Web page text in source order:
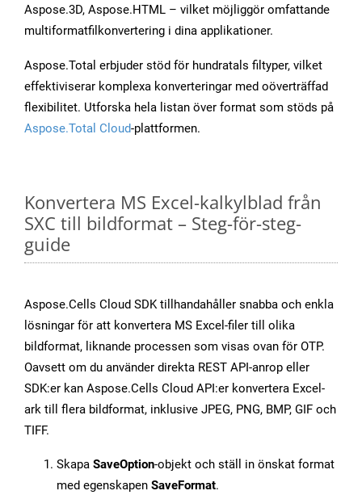
Aspose.3D, Aspose.HTML – vilket möjliggör omfattande
multiformatfilkonvertering i dina applikationer.
Aspose.Total erbjuder stöd för hundratals filtyper, vilket
effektiviserar komplexa konverteringar med oöverträffad
flexibilitet. Utforska hela listan över format som stöds på
Aspose.Total Cloud-plattformen.
Konvertera MS Excel-kalkylblad från
SXC till bildformat – Steg-för-steg-
guide
Aspose.Cells Cloud SDK tillhandahåller snabba och enkla
lösningar för att konvertera MS Excel-filer till olika
bildformat, liknande processen som visas ovan för OTP.
Oavsett om du använder direkta REST API-anrop eller
SDK:er kan Aspose.Cells Cloud API:er konvertera Excel-
ark till flera bildformat, inklusive JPEG, PNG, BMP, GIF och
TIFF.
Skapa SaveOption-objekt och ställ in önskat format
med egenskapen SaveFormat.